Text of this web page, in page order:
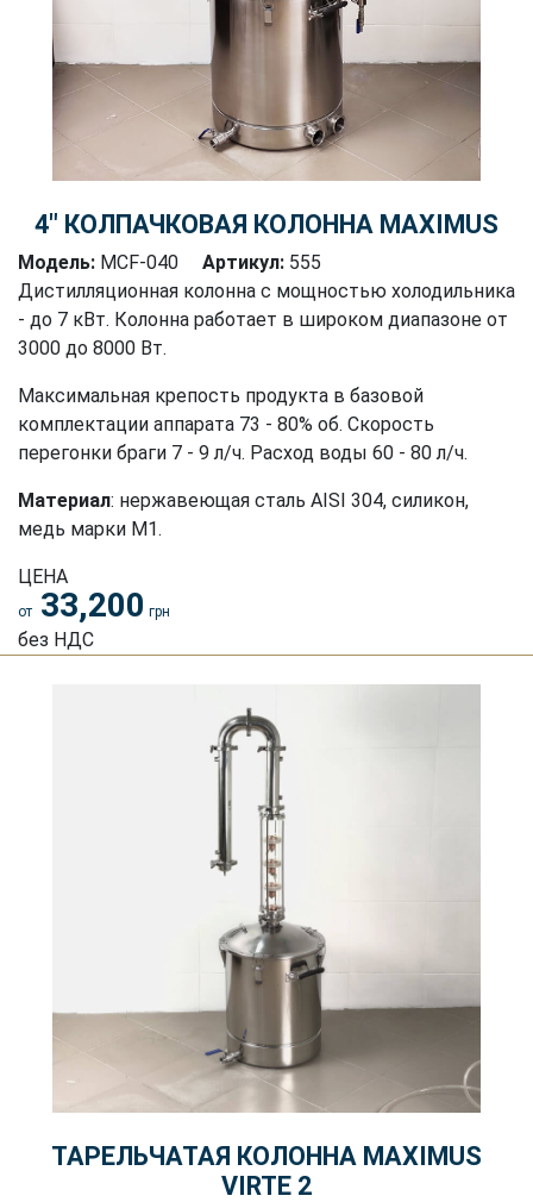
4″ КОЛПАЧКОВАЯ КОЛОННА MAXIMUS
Модель: MCF-040 Артикул: 555
Дистилляционная колонна с мощностью холодильника
- до 7 кВт. Колонна работает в широком диапазоне от
3000 до 8000 Вт.
Максимальная крепость продукта в базовой
комплектации аппарата 73 - 80% об. Скорость
перегонки браги 7 - 9 л/ч. Расход воды 60 - 80 л/ч.
Материал: нержавеющая сталь АISI 304, силикон,
медь марки М1.
ЦЕНА
от 33,200 грн
без НДС
ТАРЕЛЬЧАТАЯ КОЛОННА MAXIMUS
VIRTE 2